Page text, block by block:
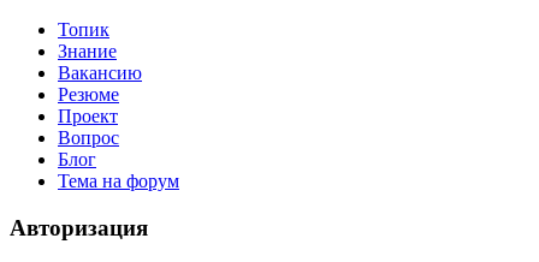
Топик
Знание
Вакансию
Резюме
Проект
Вопрос
Блог
Тема на форум
Авторизация